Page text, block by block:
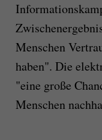
Menschen
haben". Die
"eine große
Menschen